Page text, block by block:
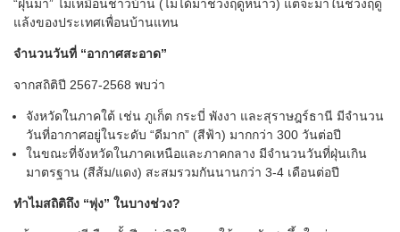
“ฝุ่นมา” ไม่เหมือนชาวบ้าน (ไม่ได้มาช่วงฤดูหนาว) แต่จะมาในช่วงฤดู
แล้งของประเทศเพื่อนบ้านแทน
จำนวนวันที่ “อากาศสะอาด”
จากสถิติปี 2567-2568 พบว่า
จังหวัดในภาคใต้ เช่น ภูเก็ต กระบี่ พังงา และสุราษฎร์ธานี มีจำนวน
วันที่อากาศอยู่ในระดับ “ดีมาก” (สีฟ้า) มากกว่า 300 วันต่อปี
ในขณะที่จังหวัดในภาคเหนือและภาคกลาง มีจำนวนวันที่ฝุ่นเกิน
มาตรฐาน (สีส้ม/แดง) สะสมรวมกันนานกว่า 3-4 เดือนต่อปี
ทำไมสถิติถึง “พุ่ง” ในบางช่วง?